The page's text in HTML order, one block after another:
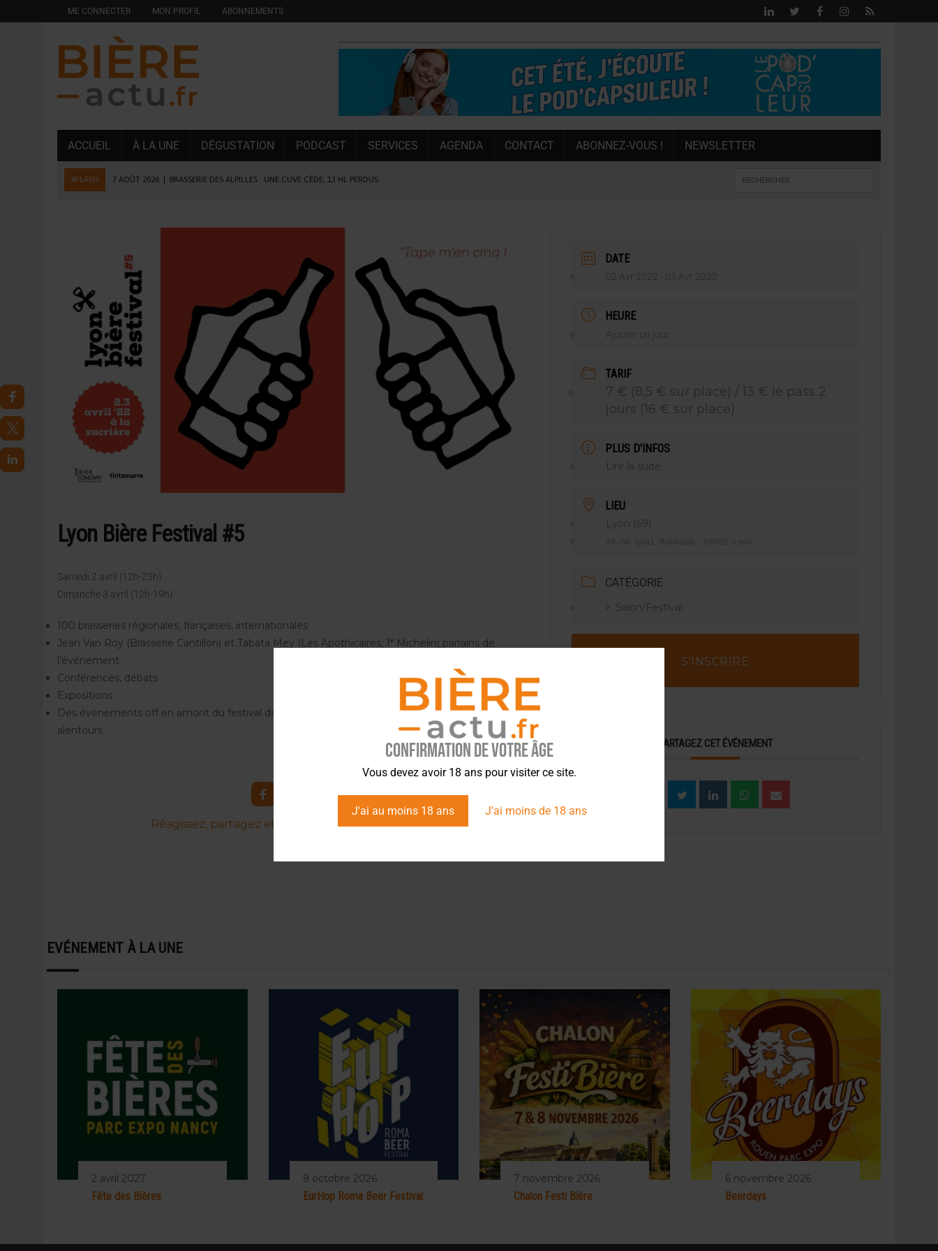
Confirmation de votre âge
Vous devez avoir 18 ans pour visiter ce site.
J'ai au moins 18 ans J'ai moins de 18 ans
ME CONNECTER MON PROFIL ABONNEMENTS
ACCUEIL À LA UNE DÉGUSTATION PODCAST SERVICES AGENDA CONTACT ABONNEZ-VOUS ! NEWSLETTER
#FLASH 7 AOÛT 2026 BRASSERIE DES ALPILLES : UNE CUVE CÈDE, 13 HL PERDUS
SAVERNE : LA FÊTE DE LA BIÈRE SOUFFLE SA 15E BOUGIE
ISÈRE : LA BRASSERIE DU DAUPHINÉ AUGMENTE SA CAPACITÉ DE 50 %
4 AOÛT 2026 DESPERADOS AVENIDA : 3 INNOVATIONS LATINES DE L’ÉTÉ
4 AOÛT 2026 LA GÉNÉRATION Z ET LA MODÉRATION RÉINVENTENT LE MARCHÉ [ÉTUDE]
7 AOÛT 2026 LES EXPORTATIONS DE L’UE CHUTENT DE 11 % EN 2025
Lyon Bière Festival #5
Samedi 2 avril (12h-23h)
Dimanche 3 avril (12h-19h)
100 brasseries régionales, françaises, internationales
Jean Van Roy (Brasserie Cantillon) et Tabata Mey (Les Apothicaires, 1* Michelin) parrains de
l’événement
Conférences, débats
Expositions
Des événements off en amont du festival dans différents lieux partenaires de Lyon et des
alentours
Réagissez, partagez et commentez l’info brassicole.
DATE
02 Avr 2022 - 03 Avr 2022
HEURE
Ajouter un jour
TARIF
7 € (8,5 € sur place) / 13 € le pass 2
jours (16 € sur place)
PLUS D'INFOS
Lire la suite
LIEU
Lyon (69)
CATÉGORIE
Salon/Festival
S'INSCRIRE
PARTAGEZ CET ÉVÉNEMENT
EVÉNEMENT À LA UNE
2 avril 2027
Fête des Bières
9 octobre 2026
EurHop Roma Beer Festival
7 novembre 2026
Chalon Festi Bière
6 novembre 2026
Beerdays